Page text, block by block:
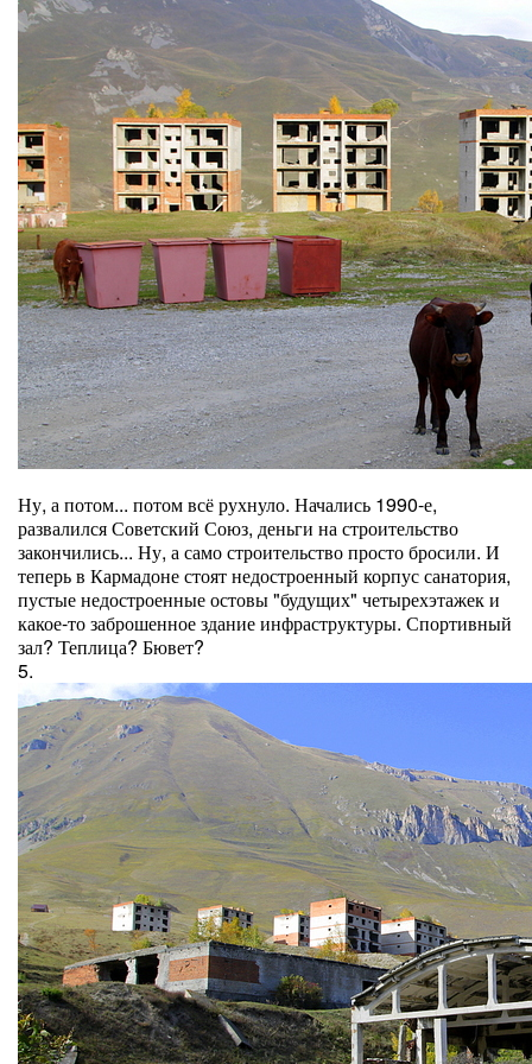
Ну, а потом... потом всё рухнуло. Начались 1990-е,
развалился Советский Союз, деньги на строительство
закончились... Ну, а само строительство просто бросили. И
теперь в Кармадоне стоят недостроенный корпус санатория,
пустые недостроенные остовы "будущих" четырехэтажек и
какое-то заброшенное здание инфраструктуры. Спортивный
зал? Теплица? Бювет?
5.